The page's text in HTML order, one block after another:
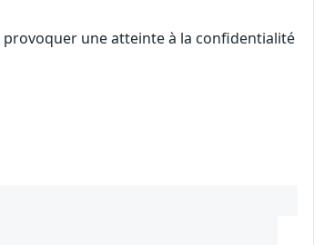
provoquer une atteinte à la confidentialité